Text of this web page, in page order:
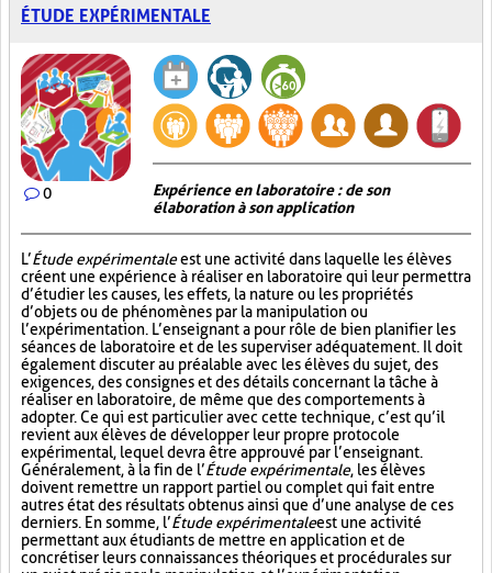
ÉTUDE EXPÉRIMENTALE
0
Expérience en laboratoire : de son
élaboration à son application
L’Étude expérimentaleest une activité dans laquelle les élèves
créent une expérience à réaliser en laboratoire qui leur permettra
d’étudier les causes, les effets, la nature ou les propriétés
d’objets ou de phénomènes par la manipulation ou
l’expérimentation. L’enseignant a pour rôle de bien planifier les
séances de laboratoire et de les superviser adéquatement. Il doit
également discuter au préalable avec les élèves du sujet, des
exigences, des consignes et des détails concernant la tâche à
réaliser en laboratoire, de même que des comportements à
adopter. Ce qui est particulier avec cette technique, c’est qu’il
revient aux élèves de développer leur propre protocole
expérimental, lequel devra être approuvé par l’enseignant.
Généralement, à la fin de l’Étude expérimentale, les élèves
doivent remettre un rapport partiel ou complet qui fait entre
autres état des résultats obtenus ainsi que d’une analyse de ces
derniers. En somme, l’Étude expérimentaleest une activité
permettant aux étudiants de mettre en application et de
concrétiser leurs connaissances théoriques et procédurales sur